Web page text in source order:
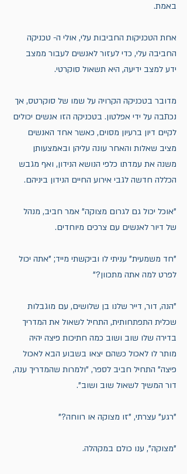
באמת.
אחת הטכניקות החביבות עלי, אולי ה- טכניקה
החביבה עלי, כדי לעזור לאנשים לעבור ממצב
ידע למצב ידיעה, היא תשאול סוקרטי.
מדובר בטכניקה הקרויה על שמו של סוקרטס, אך
נכתבה על ידי אפלטון. בטכניקה הזו אנשים יכולים
לקיים דיון ברעיון מסוים, כאשר אחד האנשים
מציב שאלות והאחר עונה עליהן ובאמצעותן
משנה את עמדתו כלפי הנושא הנידון, ואף מגבש
הכללה חדשה לגבי אירוע החיים הנידון ביניהם.
"אוכל יכול גם לגרום מצוקה" אמר חביב, מנהל
של דיור לאנשים עם צרכים מיוחדים.
"חד משמעית" עניתי לו וביקשתי מייד; "אתה יכול
לפרט למה אתה מתכוון?"
"הנה, דור, דייר שלנו בן שלושים, עם מוגבלות
שכלית התפתחותית, התחיל לשאול את המדריך
בדירה שלו שוב ושוב כמה חתיכות פיצה יהיה
מותר לו לאכול כשהם יצאו בשבוע הבא לאכול
פיצה" התחיל חביב לספר, "ולמרות שהמדריך ענה,
דור המשיך לשאול שוב ושוב".
"רגע" עצרתי, "זו מצוקה או רווחה?"
"מצוקה", ענו כולם במקהלה.